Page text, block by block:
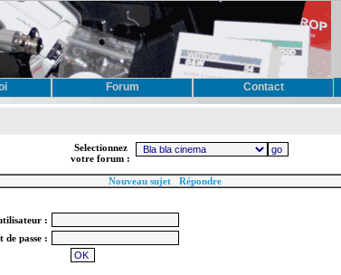
Forum Contact
Selectionnez
votre forum :
Nouveau sujet Répondre
:
de passe :